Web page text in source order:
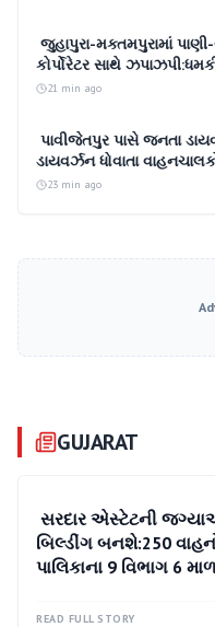
કોર્પોરેટર સાથે
બેગે બે શખસ સામે ફરિયાદ
21 min ago
ડાયવર્ઝન ધોવાતા
23 min ago
GUJARAT
બિલ્ડીંગ બનશે:250
પાલિકાના 9 વિભાગ 6
READ FULL STORY